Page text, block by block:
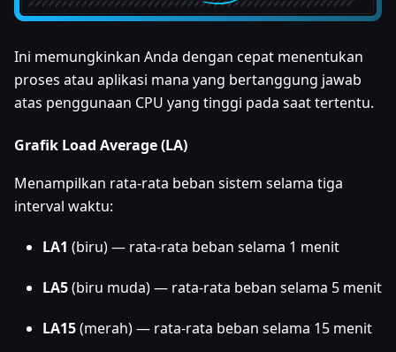
Ini memungkinkan Anda dengan cepat menentukan
proses atau aplikasi mana yang bertanggung jawab
atas penggunaan CPU yang tinggi pada saat tertentu.
Grafik Load Average (LA)
Menampilkan rata-rata beban sistem selama tiga
interval waktu:
LA1 (biru) — rata-rata beban selama 1 menit
LA5(biru muda) — rata-rata beban selama 5 menit
LA15(merah) — rata-rata beban selama 15 menit